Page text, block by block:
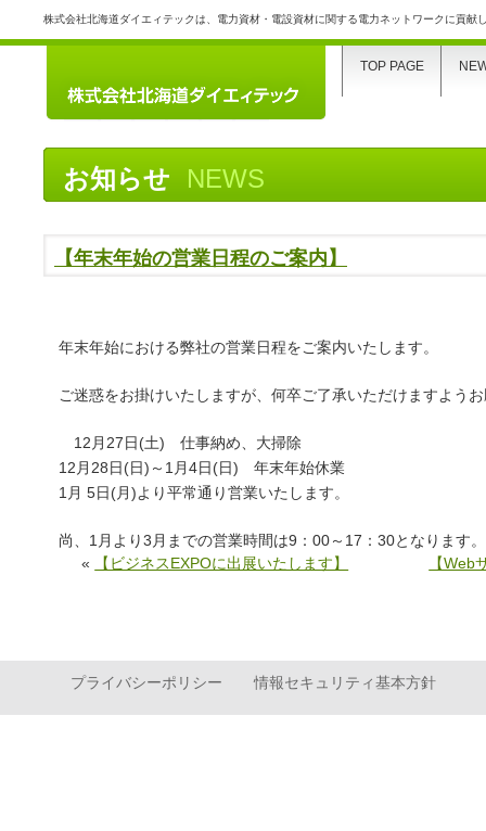
株式会社北海道ダイエィテックは、電力資材・電設資材に関する電力ネットワークに貢献
お知らせ NEWS
【年末年始の営業日程のご案内】
年末年始における弊社の営業日程をご案内いたします。
ご迷惑をお掛けいたしますが、何卒ご了承いただけますよう
12月27日(土) 仕事納め、大掃除
12月28日(日)～1月4日(日) 年末年始休業
1月 5日(月)より平常通り営業いたします。
尚、1月より3月までの営業時間は9：00～17：30となります。
«
【ビジネスEXPOに出展いたします】 【Web
TOP PAGE
プライバシーポリシー 情報セキュリティ基本方針